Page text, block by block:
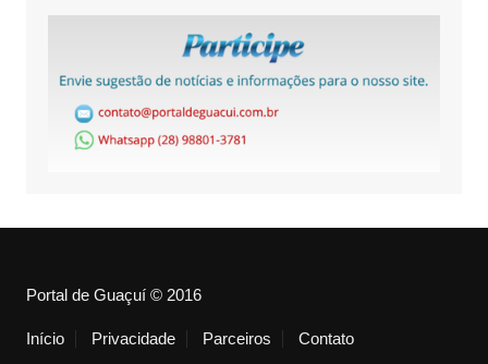
Portal de Guaçuí © 2016
Início Privacidade Parceiros Contato